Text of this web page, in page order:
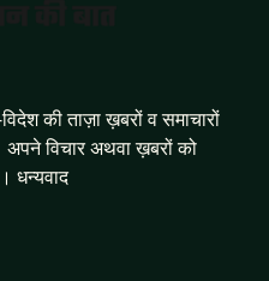
की ताज़ा ख़बरों व समाचारों
विचार अथवा ख़बरों को
धन्यवाद